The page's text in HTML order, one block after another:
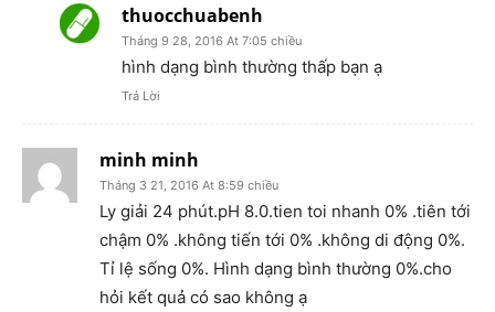
thuocchuabenh
Tháng 9 28, 2016 At 7:05 chiều
hình dạng bình thường thấp bạn ạ
Trả Lời
minh minh
Tháng 3 21, 2016 At 8:59 chiều
Ly giải 24 phút.pH 8.0.tien toi nhanh 0% .tiên tới
chậm 0% .không tiến tới 0% .không di động 0%.
Tỉ lệ sống 0%. Hình dạng bình thường 0%.cho
hỏi kết quả có sao không ạ